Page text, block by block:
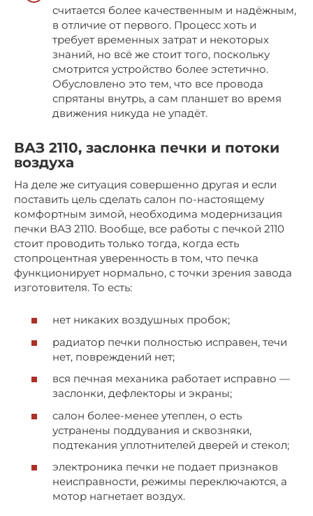
считается более качественным и надёжным,
в отличие от первого. Процесс хоть и
требует временных затрат и некоторых
знаний, но всё же стоит того, поскольку
смотрится устройство более эстетично.
Обусловлено это тем, что все провода
спрятаны внутрь, а сам планшет во время
движения никуда не упадёт.
ВАЗ 2110, заслонка печки и потоки
воздуха
На деле же ситуация совершенно другая и если
поставить цель сделать салон по-настоящему
комфортным зимой, необходима модернизация
печки ВАЗ 2110. Вообще, все работы с печкой 2110
стоит проводить только тогда, когда есть
стопроцентная уверенность в том, что печка
функционирует нормально, с точки зрения завода
изготовителя. То есть:
нет никаких воздушных пробок;
радиатор печки полностью исправен, течи
нет, повреждений нет;
вся печная механика работает исправно —
заслонки, дефлекторы и экраны;
салон более-менее утеплен, о есть
устранены поддувания и сквозняки,
подтекания уплотнителей дверей и стекол;
электроника печки не подает признаков
неисправности, режимы переключаются, а
мотор нагнетает воздух.